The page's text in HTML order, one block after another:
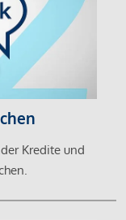
Kredite und